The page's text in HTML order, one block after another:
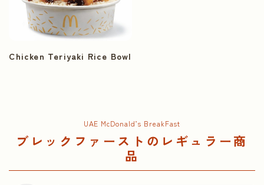
Chicken Teriyaki Rice Bowl
UAE McDonald’s BreakFast
ブレックファーストのレギュラー商
品